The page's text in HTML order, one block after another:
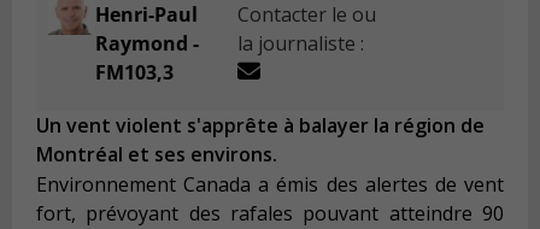
Henri-Paul
Raymond -
FM103,3
Contacter le ou
la journaliste :
Un vent violent s'apprête à balayer la région de
Montréal et ses environs.
Environnement Canada a émis des alertes de vent
fort, prévoyant des rafales pouvant atteindre 90